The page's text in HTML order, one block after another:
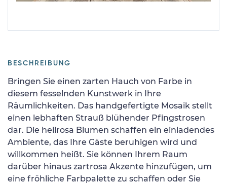
BESCHREIBUNG
Bringen Sie einen zarten Hauch von Farbe in
diesem fesselnden Kunstwerk in Ihre
Räumlichkeiten. Das handgefertigte Mosaik stellt
einen lebhaften Strauß blühender Pfingstrosen
dar. Die hellrosa Blumen schaffen ein einladendes
Ambiente, das Ihre Gäste beruhigen wird und
willkommen heißt. Sie können Ihrem Raum
darüber hinaus zartrosa Akzente hinzufügen, um
eine fröhliche Farbpalette zu schaffen oder Sie